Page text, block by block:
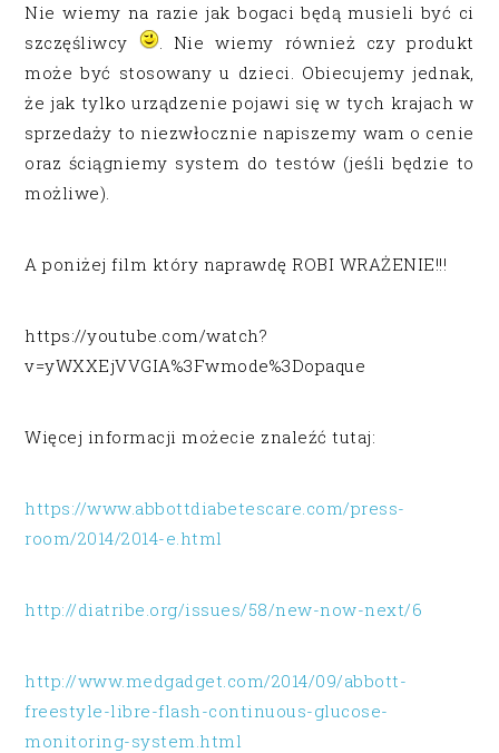
Nie wiemy na razie jak bogaci będą musieli być ci
szczęśliwcy
. Nie wiemy również czy produkt
może być stosowany u dzieci. Obiecujemy jednak,
że jak tylko urządzenie pojawi się w tych krajach w
sprzedaży to niezwłocznie napiszemy wam o cenie
oraz ściągniemy system do testów (jeśli będzie to
możliwe).
A poniżej film który naprawdę ROBI WRAŻENIE!!!
https://youtube.com/watch?
v=yWXXEjVVGIA%3Fwmode%3Dopaque
Więcej informacji możecie znaleźć tutaj:
https://www.abbottdiabetescare.com/press-
room/2014/2014-e.html
http://diatribe.org/issues/58/new-now-next/6
http://www.medgadget.com/2014/09/abbott-
freestyle-libre-flash-continuous-glucose-
monitoring-system.html